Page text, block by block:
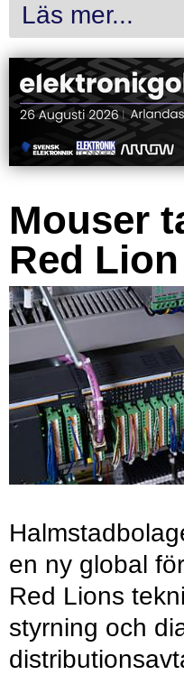
Läs mer...
Mouser
Red
en ny global
Red Lions
styrning och